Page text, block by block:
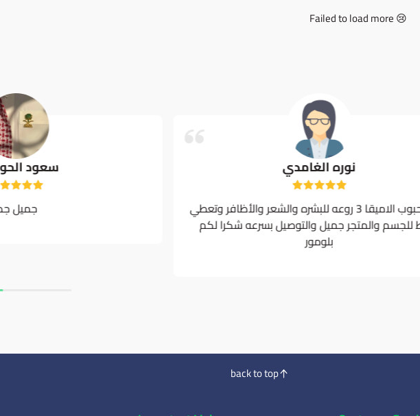
Failed to load more 😢
نوره الغامدي
اخذت حبوب الاميقا 3 روعه للبشره والشعر والأظافر وتعطي
نشاط للجسم والمتجر جميل والتوصيل بسرعه شكرا لكم
back to top